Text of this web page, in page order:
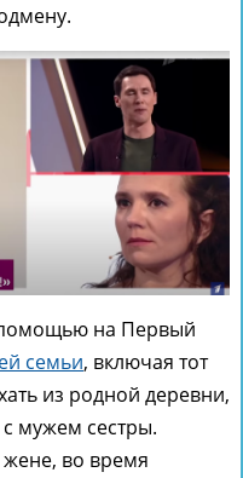
на Первый
семьи, включая тот
из родной деревни,
с мужем сестры.
во время